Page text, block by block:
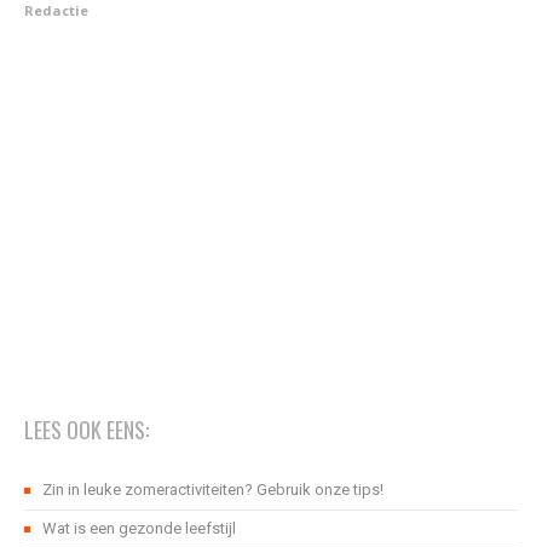
Redactie
LEES OOK EENS:
Zin in leuke zomeractiviteiten? Gebruik onze tips!
Wat is een gezonde leefstijl